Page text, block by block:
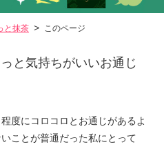
と抹茶 このページ
と気持ちがいいお通じ
度にコロコロとお通じがあるよ
ことが普通だった私にとって